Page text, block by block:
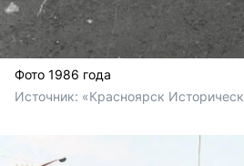
Фото 1986 года
Источник: «Красноярск